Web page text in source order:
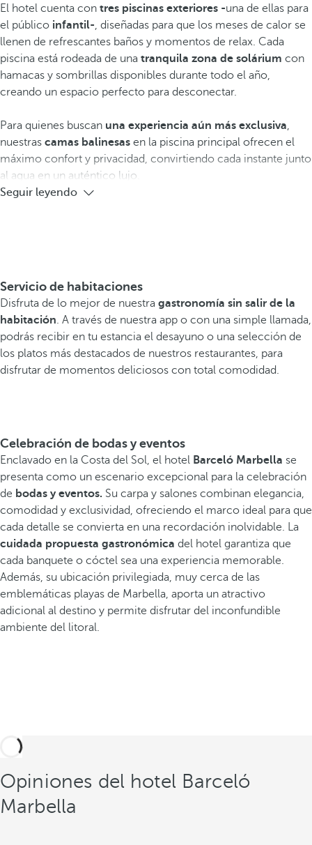
El hotel cuenta con tres piscinas exteriores -una de ellas para
el público infantil-, diseñadas para que los meses de calor se
llenen de refrescantes baños y momentos de relax. Cada
piscina está rodeada de una tranquila zona de solárium con
hamacas y sombrillas disponibles durante todo el año,
creando un espacio perfecto para desconectar.
Para quienes buscan una experiencia aún más exclusiva,
nuestras camas balinesas en la piscina principal ofrecen el
máximo confort y privacidad, convirtiendo cada instante junto
al agua en un auténtico lujo.
Seguir leyendo
Servicio de habitaciones
Disfruta de lo mejor de nuestra gastronomía sin salir de la
habitación. A través de nuestra app o con una simple llamada,
podrás recibir en tu estancia el desayuno o una selección de
los platos más destacados de nuestros restaurantes, para
disfrutar de momentos deliciosos con total comodidad.
Celebración de bodas y eventos
Enclavado en la Costa del Sol, el hotel Barceló Marbella se
presenta como un escenario excepcional para la celebración
de bodas y eventos. Su carpa y salones combinan elegancia,
comodidad y exclusividad, ofreciendo el marco ideal para que
cada detalle se convierta en una recordación inolvidable. La
cuidada propuesta gastronómica del hotel garantiza que
cada banquete o cóctel sea una experiencia memorable.
Además, su ubicación privilegiada, muy cerca de las
emblemáticas playas de Marbella, aporta un atractivo
adicional al destino y permite disfrutar del inconfundible
ambiente del litoral.
Opiniones del hotel Barceló
Marbella